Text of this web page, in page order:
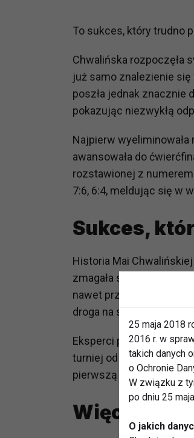
To sukces, który trudno
Chwalińska rozpoczęła
już samo znalezienie
poszła jednak znacznie
pokazując niezwykłą
Najpierw wyeliminowała
awansowała do
rozstawionej z
7:6, 6:4, meldując się w
Sukces,
Historia Mai
zmagała się z
nawet przerwę od
droga na szczyt nie
Eksperci podkreślają, że
turniej od kwalifikacji
pierwszą kwalifikantką w
Więcej niż
25 maja 2018
2016 r. w
takich danych
o Ochronie
W związku z
po dniu 25
O jakich